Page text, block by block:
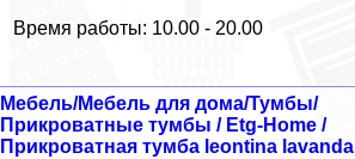
Время работы: 10.00 - 20.00
Мебель/Мебель для дома/Тумбы/
Прикроватные тумбы / Etg-Home /
Прикроватная тумба leontina lavanda